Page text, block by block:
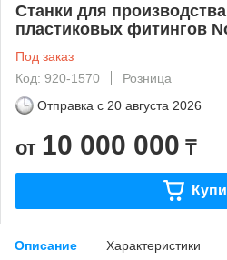
Станки для
пластиковых фитингов
Под заказ
Код: 920-1570
Розница
Отправка с 20 августа 2026
от 10 000 000 ₸
Описание Характеристики